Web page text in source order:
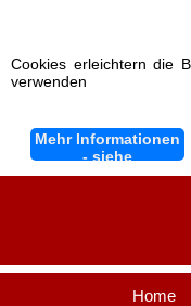
Cookies erleichtern die
verwenden
Mehr Informationen
- siehe
Datenschutzhinweis
Home